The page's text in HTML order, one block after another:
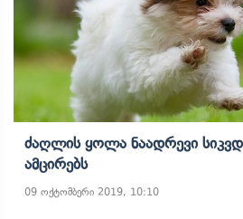
Ძაღლის Ყოლა Ნაადრევი
Ამცირებს
09 ოქტომბერი 2019, 10:10